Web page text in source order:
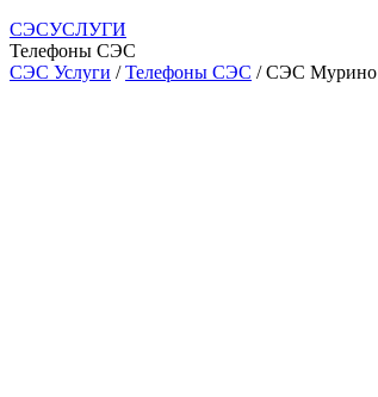
СЭСУСЛУГИ
Телефоны СЭС
СЭС Услуги /Телефоны СЭС / СЭС Мурино